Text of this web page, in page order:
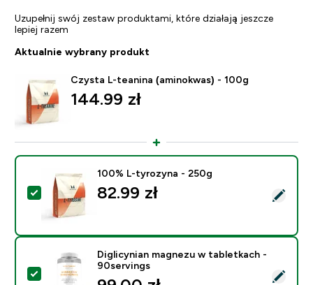
Uzupełnij swój zestaw produktami, które działają jeszcze
lepiej razem
Aktualnie wybrany produkt
Czysta L-teanina (aminokwas) - 100g
144.99 zł‎
Wybierz ten produkt - 100% L-tyrozyna - 250g
100% L-tyrozyna - 250g
82.99 zł‎
Wybierz ten produkt - Diglicynian magnezu w
Diglicynian magnezu w tabletkach -
90servings